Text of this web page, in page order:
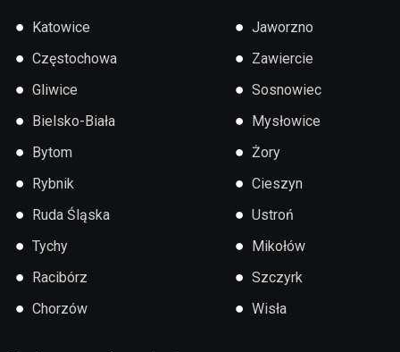
● Katowice
● Częstochowa
● Gliwice
● Bielsko-Biała
● Bytom
● Rybnik
● Ruda Śląska
● Tychy
● Racibórz
● Chorzów
● Jaworzno
● Zawiercie
● Sosnowiec
● Mysłowice
● Żory
● Cieszyn
● Ustroń
● Mikołów
● Szczyrk
● Wisła